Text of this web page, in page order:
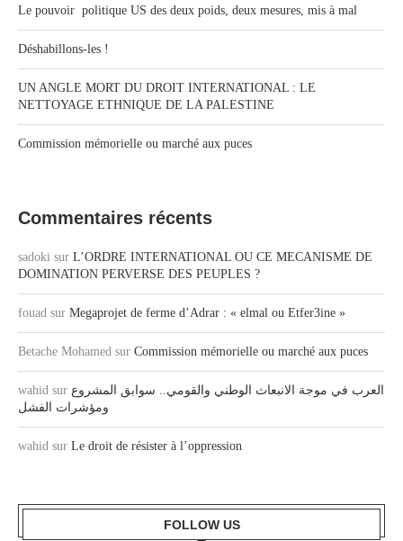
Le pouvoir politique US des deux poids, deux mesures, mis à mal
Déshabillons-les !
UN ANGLE MORT DU DROIT INTERNATIONAL : LE
NETTOYAGE ETHNIQUE DE LA PALESTINE
Commission mémorielle ou marché aux puces
Commentaires récents
sadoki sur L’ORDRE INTERNATIONAL OU CE MECANISME DE
DOMINATION PERVERSE DES PEUPLES ?
fouad sur Megaprojet de ferme d’Adrar : « elmal ou Etfer3ine »
Betache Mohamed sur Commission mémorielle ou marché aux puces
wahid sur العرب في موجة الانبعاث الوطني والقومي.. سوابق المشروع
ومؤشرات الفشل
wahid sur Le droit de résister à l’oppression
FOLLOW US